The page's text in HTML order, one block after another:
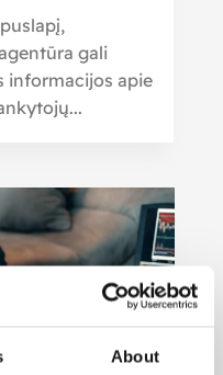
About
gali
informacijos apie